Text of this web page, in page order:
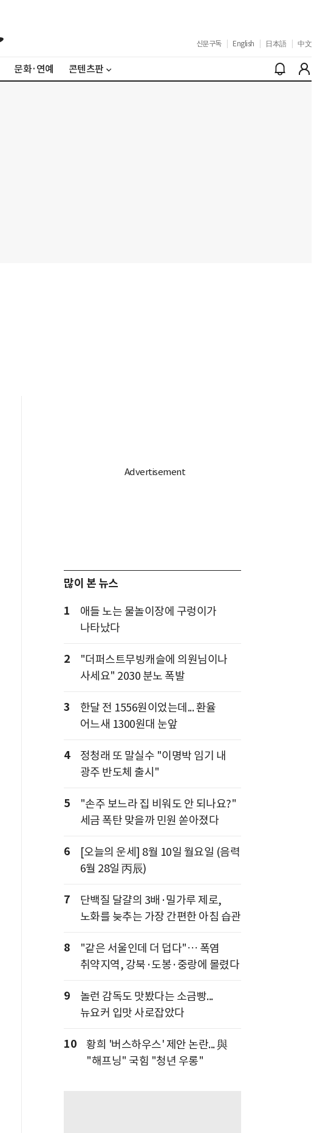
신문구독 English 日本語 中文
문화·연예 콘텐츠판
많이 본 뉴스
1
애들 노는 물놀이장에 구렁이가
나타났다
2
"더퍼스트무빙캐슬에 의원님이나
사세요" 2030 분노 폭발
3
한달 전 1556원이었는데... 환율
어느새 1300원대 눈앞
4
정청래 또 말실수 "이명박 임기 내
광주 반도체 출시"
5
"손주 보느라 집 비워도 안 되나요?"
세금 폭탄 맞을까 민원 쏟아졌다
6
[오늘의 운세] 8월 10일 월요일 (음력
6월 28일 丙辰)
7
단백질 달걀의 3배·밀가루 제로,
노화를 늦추는 가장 간편한 아침 습관
8
"같은 서울인데 더 덥다"… 폭염
취약지역, 강북·도봉·중랑에 몰렸다
9
놀런 감독도 맛봤다는 소금빵...
뉴요커 입맛 사로잡았다
10
황희 '버스하우스' 제안 논란... 與
"해프닝" 국힘 "청년 우롱"